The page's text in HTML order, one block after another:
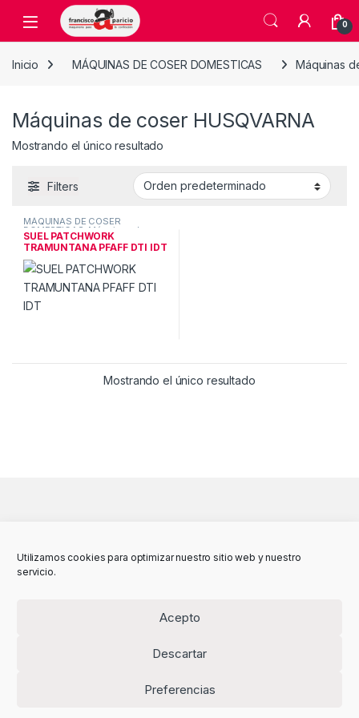
Utilizamos cookies para optimizar nuestro sitio web y nuestro
servicio.
Acepto
Descartar
Preferencias
Skip to navigation
Skip to content
Open 0
Inicio MÁQUINAS DE COSER DOMESTICAS Máquinas
Máquinas de coser HUSQVARNA
Mostrando el único resultado
Filters
MÁQUINAS DE COSER
DOMESTICAS,Máquinas de
coser HUSQVARNA
SUEL PATCHWORK
TRAMUNTANA PFAFF DTI IDT
Mostrando el único resultado